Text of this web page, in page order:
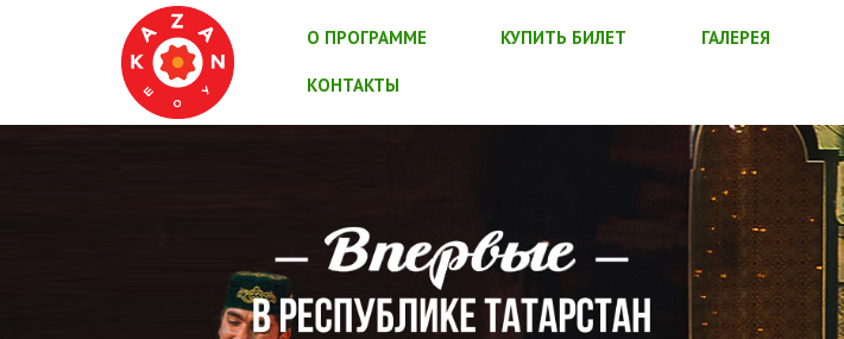
О ПРОГРАММЕ КУПИТЬ БИЛЕТ ГАЛЕРЕЯ
КОНТАКТЫ